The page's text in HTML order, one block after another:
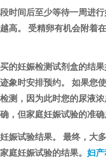
时间后至少等待一周进
高。 受精卵有机会附着
的妊娠检测试剂盒的结
象时安排预约。 如果您
测，因为此时您的尿液
，但家庭妊娠试验的准
娠试验结果。 最终，大
庭妊娠试验的结果。 妇